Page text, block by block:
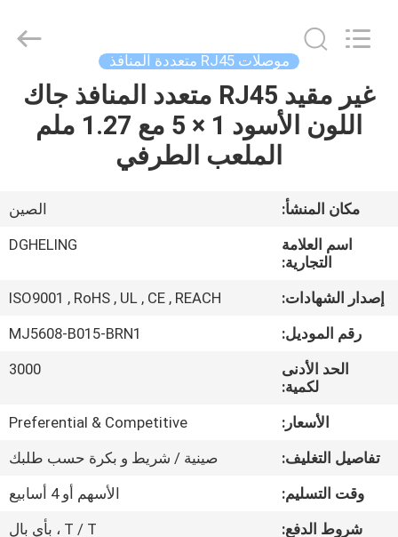
الصفحة
الرئيسية
معلومات
جولة
مراقبة
الجودة
اتصل
Reserved.
Developed
موصلات RJ45 متعددة المنافذ
غير مقيد RJ45 متعدد المنافذ جاك
اللون الأسود 1 × 5 مع 1.27 ملم
الملعب الطرفي
مكان المنشأ:
الصين
اسم العلامة
التجارية:
DGHELING
إصدار الشهادات:
ISO9001 , RoHS , UL , CE , REACH
رقم الموديل:
MJ5608-B015-BRN1
الحد الأدنى
لكمية:
3000
الأسعار:
Preferential & Competitive
تفاصيل التغليف:
صينية / شريط و بكرة حسب طلبك
وقت التسليم:
الأسهم أو 4 أسابيع
شروط الدفع:
T / T ، بأي بال